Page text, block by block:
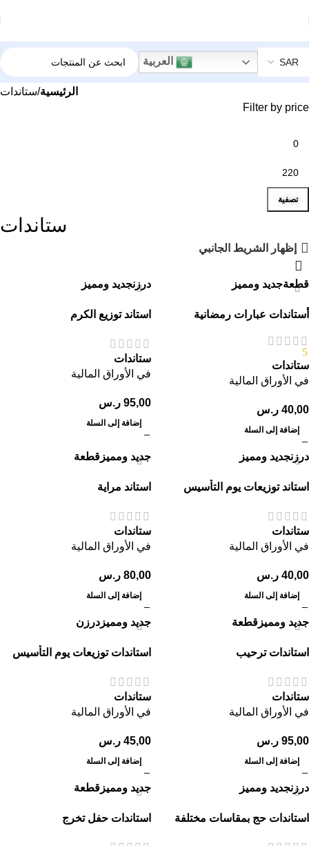
العربية
الرئيسية ستاندات
Filter by price
تصفية
ستاندات
إظهار الشريط الجانبي
قطعةجديد ومميز
أستاندات عبارات رمضانية
5
ستاندات
في الأوراق المالية
40,00 ر.س
إضافة إلى السلة
درزنجديد ومميز
استاند توزيع الكرم
ستاندات
في الأوراق المالية
95,00 ر.س
إضافة إلى السلة
درزنجديد ومميز
استاند توزيعات يوم التأسيس
ستاندات
في الأوراق المالية
40,00 ر.س
إضافة إلى السلة
جديد ومميز قطعة
استاند مراية
ستاندات
في الأوراق المالية
80,00 ر.س
إضافة إلى السلة
جديد ومميز قطعة
استاندات ترحيب
ستاندات
في الأوراق المالية
95,00 ر.س
إضافة إلى السلة
جديد ومميز درزن
استاندات توزيعات يوم التأسيس
ستاندات
في الأوراق المالية
45,00 ر.س
إضافة إلى السلة
درزنجديد ومميز
استاندات حج بمقاسات مختلفة
جديد ومميز قطعة
استاندات حفل تخرج